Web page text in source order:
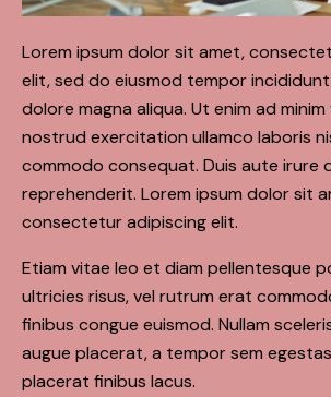
Lorem ipsum dolor sit amet,
elit, sed do eiusmod tempor
dolore magna aliqua. Ut enim ad minim
nostrud exercitation ullamco laboris
commodo consequat. Duis aute irure
reprehenderit. Lorem ipsum dolor sit
consectetur adipiscing elit.
Etiam vitae leo et diam pellentesque
ultricies risus, vel rutrum erat
finibus congue euismod. Nullam
augue placerat, a tempor sem
placerat finibus lacus.